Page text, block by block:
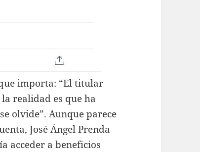
importa: “El titular
realidad es que ha
olvide”. Aunque parece
José Ángel Prenda
acceder a beneficios